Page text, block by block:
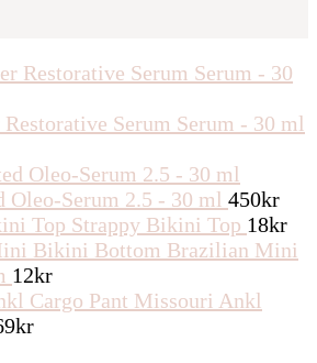
Serum Serum - 30 ml
Oleo-Serum 2.5 - 30 ml 450kr
Strappy Bikini Top 18kr
Brazilian Mini
12kr
Missouri Ankl
kr